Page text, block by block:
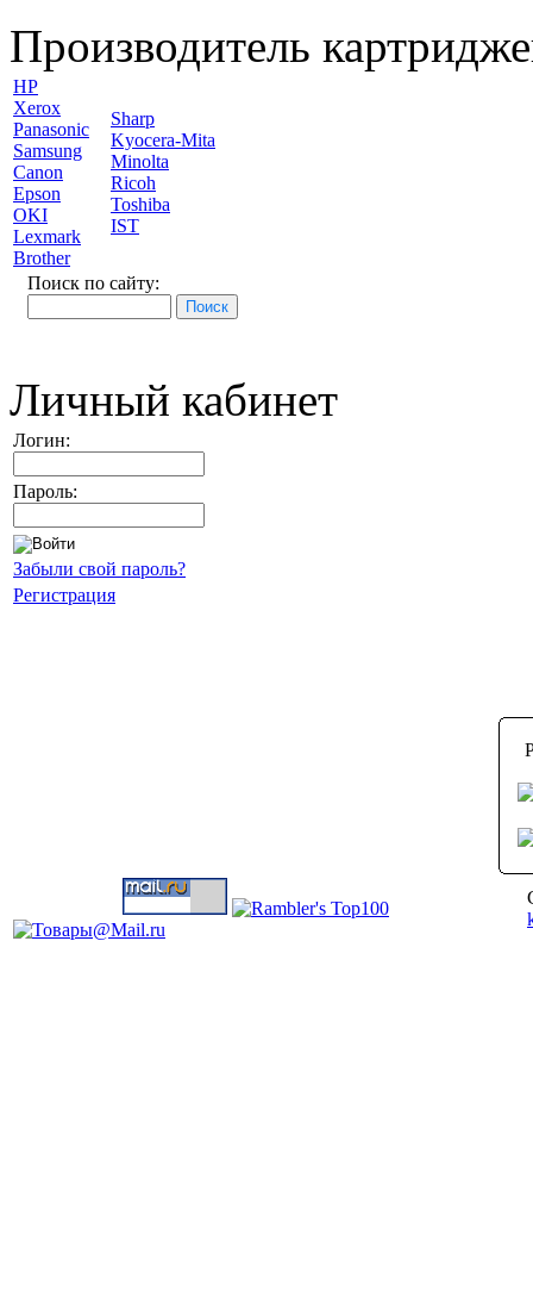
Производитель
HP
Xerox
Panasonic
Samsung
Canon
Epson
OKI
Lexmark
Brother
Sharp
Kyocera-Mita
Minolta
Ricoh
Toshiba
IST
Поиск по сайту:
Личный кабинет
Логин:
Пароль:
Забыли свой пароль?
Регистрация